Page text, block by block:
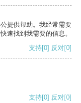
提供帮助。我经常需要
速找到我需要的信息。
支持[0] 反对[0]
支持[0] 反对[0]